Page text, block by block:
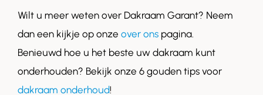
Wilt u meer weten over Dakraam Garant? Neem
dan een kijkje op onze over ons pagina.
Benieuwd hoe u het beste uw dakraam kunt
onderhouden? Bekijk onze 6 gouden tips voor
dakraam onderhoud!